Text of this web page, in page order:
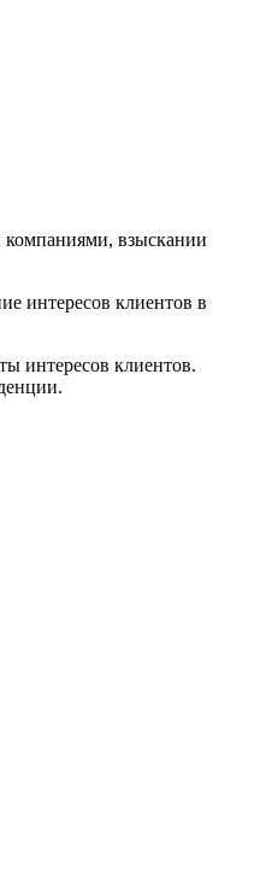
компаниями, взыскании
интересов клиентов в
интересов клиентов.